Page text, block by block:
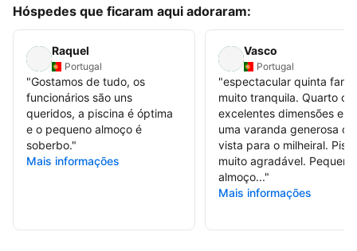
Hóspedes que ficaram aqui adoraram:
Raquel
Portugal
"Gostamos de tudo, os
funcionários são uns
queridos, a piscina é óptima
e o pequeno almoço é
soberbo."
Mais informações
Vasco
Portugal
"espectacular quinta
muito tranquila. Quarto
excelentes dimensões e
uma varanda generosa
vista para o milheiral.
muito agradável. Pequeno
almoço..."
Mais informações